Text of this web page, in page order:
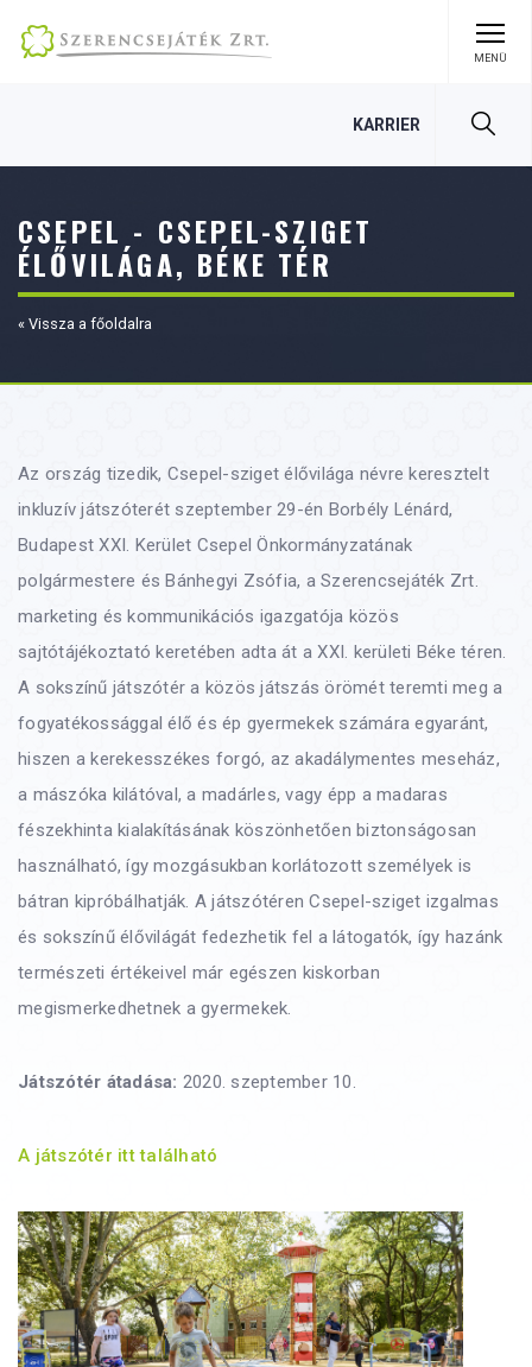
KARRIER
MENÜ
CSEPEL - CSEPEL-SZIGET
ÉLŐVILÁGA, BÉKE TÉR
« Vissza a főoldalra
Az ország tizedik, Csepel-sziget élővilága névre keresztelt
inkluzív játszóterét szeptember 29-én Borbély Lénárd,
Budapest XXI. Kerület Csepel Önkormányzatának
polgármestere és Bánhegyi Zsófia, a Szerencsejáték Zrt.
marketing és kommunikációs igazgatója közös
sajtótájékoztató keretében adta át a XXI. kerületi Béke téren.
A sokszínű játszótér a közös játszás örömét teremti meg a
fogyatékossággal élő és ép gyermekek számára egyaránt,
hiszen a kerekesszékes forgó, az akadálymentes meseház,
a mászóka kilátóval, a madárles, vagy épp a madaras
fészekhinta kialakításának köszönhetően biztonságosan
használható, így mozgásukban korlátozott személyek is
bátran kipróbálhatják. A játszótéren Csepel-sziget izgalmas
és sokszínű élővilágát fedezhetik fel a látogatók, így hazánk
természeti értékeivel már egészen kiskorban
megismerkedhetnek a gyermekek.
Játszótér átadása: 2020. szeptember 10.
A játszótér itt található